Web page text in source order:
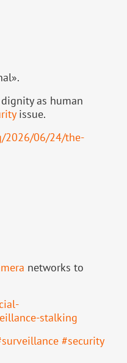
as human
issue.
2026/06/24/the-
networks to
stalking
surveillance #security